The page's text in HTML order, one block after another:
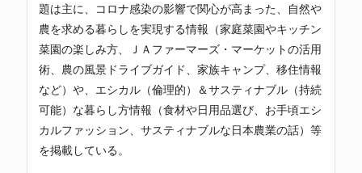
題は主に、コロナ感染の影響で関心が高まった、自然や
農を求める暮らしを実現する情報（家庭菜園やキッチン
菜園の楽しみ方、ＪＡファーマーズ・マーケットの活用
術、農の風景ドライブガイド、家族キャンプ、移住情報
など）や、エシカル（倫理的）＆サスティナブル（持続
可能）な暮らし方情報（食材や日用品選び、お手頃エシ
カルファッション、サスティナブルな日本農業の話）等
を掲載している。